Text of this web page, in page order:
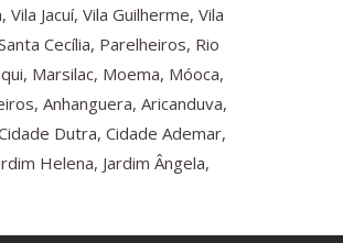
Jacuí, Vila Guilherme, Vila
Cecília, Parelheiros, Rio
Marsilac, Moema, Móoca,
Anhanguera, Aricanduva,
Dutra, Cidade Ademar,
Helena, Jardim Ângela,